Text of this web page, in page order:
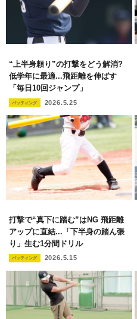
“上半身頼り”の打撃をどう解消?
低学年に最適...飛距離を伸ばす
「毎日10回ジャンプ」
バッティング 2026.5.25
打撃で“真下に踏む”はNG 飛距離
アップに直結...「下半身の踏ん張
り」生む1分間ドリル
バッティング 2026.5.15